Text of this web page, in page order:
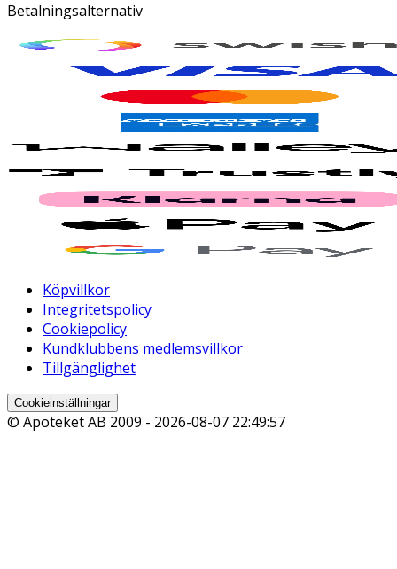
Betalningsalternativ
Köpvillkor
Integritetspolicy
Cookiepolicy
Kundklubbens medlemsvillkor
Tillgänglighet
Cookieinställningar
© Apoteket AB 2009 - 2026-08-07 22:49:57